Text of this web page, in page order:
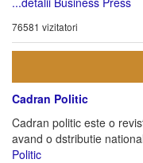
76581 vizitatori
Cadran Politic
Cadran politic este o
avand o dstributie
Politic